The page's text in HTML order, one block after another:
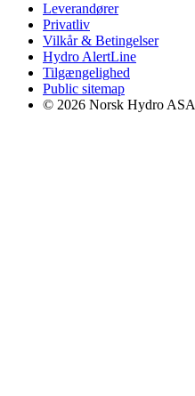
Leverandører
Privatliv
Vilkår & Betingelser
Hydro AlertLine
Tilgængelighed
Public sitemap
© 2026 Norsk Hydro ASA